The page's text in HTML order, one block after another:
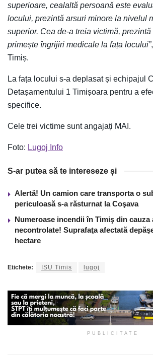
superioare, cealaltă persoană este
locului, prezintă arsuri minore la nivelul
superior. Cea de-a treia victimă,
primește îngrijiri medicale la fața locului”
Timiș.
La fața locului s-a deplasat și echipajul
Detașamentului 1 Timișoara pentru a
specifice.
Cele trei victime sunt angajați MAI.
Foto: Lugoj Info
S-ar putea să te intereseze și
Alertă! Un camion care transporta o
periculoasă s-a răsturnat la Coşava
Numeroase incendii în Timiş din cauza
necontrolate! Suprafaţa afectată
hectare
Etichete: ISU Timis lugoj
PUBLICITATE